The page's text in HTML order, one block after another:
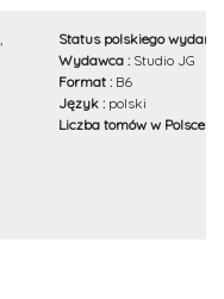
Status polskiego
Wydawca : Studio JG
Format : B6
Język : polski
Liczba tomów w Polsce :